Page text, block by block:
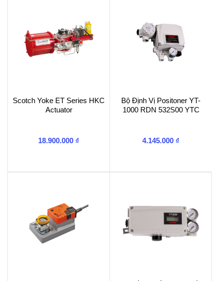
Scotch Yoke ET Series HKC
Actuator
18.900.000 ₫
Bộ Định Vị Positoner YT-
1000 RDN 532S00 YTC
4.145.000 ₫